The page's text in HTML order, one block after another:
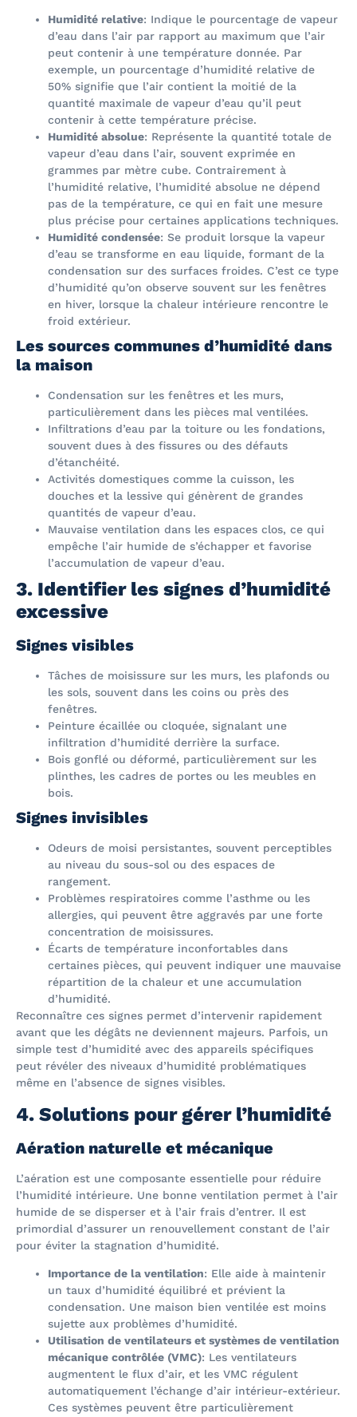
Humidité relative: Indique le pourcentage de vapeur
d’eau dans l’air par rapport au maximum que l’air
peut contenir à une température donnée. Par
exemple, un pourcentage d’humidité relative de
50% signifie que l’air contient la moitié de la
quantité maximale de vapeur d’eau qu’il peut
contenir à cette température précise.
Humidité absolue: Représente la quantité totale de
vapeur d’eau dans l’air, souvent exprimée en
grammes par mètre cube. Contrairement à
l’humidité relative, l’humidité absolue ne dépend
pas de la température, ce qui en fait une mesure
plus précise pour certaines applications techniques.
Humidité condensée: Se produit lorsque la vapeur
d’eau se transforme en eau liquide, formant de la
condensation sur des surfaces froides. C’est ce type
d’humidité qu’on observe souvent sur les fenêtres
en hiver, lorsque la chaleur intérieure rencontre le
froid extérieur.
Les sources communes d’humidité dans
la maison
Condensation sur les fenêtres et les murs,
particulièrement dans les pièces mal ventilées.
Infiltrations d’eau par la toiture ou les fondations,
souvent dues à des fissures ou des défauts
d’étanchéité.
Activités domestiques comme la cuisson, les
douches et la lessive qui génèrent de grandes
quantités de vapeur d’eau.
Mauvaise ventilation dans les espaces clos, ce qui
empêche l’air humide de s’échapper et favorise
l’accumulation de vapeur d’eau.
3. Identifier les signes d’humidité
excessive
Signes visibles
Tâches de moisissure sur les murs, les plafonds ou
les sols, souvent dans les coins ou près des
fenêtres.
Peinture écaillée ou cloquée, signalant une
infiltration d’humidité derrière la surface.
Bois gonflé ou déformé, particulièrement sur les
plinthes, les cadres de portes ou les meubles en
bois.
Signes invisibles
Odeurs de moisi persistantes, souvent perceptibles
au niveau du sous-sol ou des espaces de
rangement.
Problèmes respiratoires comme l’asthme ou les
allergies, qui peuvent être aggravés par une forte
concentration de moisissures.
Écarts de température inconfortables dans
certaines pièces, qui peuvent indiquer une mauvaise
répartition de la chaleur et une accumulation
d’humidité.
Reconnaître ces signes permet d’intervenir rapidement
avant que les dégâts ne deviennent majeurs. Parfois, un
simple test d’humidité avec des appareils spécifiques
peut révéler des niveaux d’humidité problématiques
même en l’absence de signes visibles.
4. Solutions pour gérer l’humidité
Aération naturelle et mécanique
L’aération est une composante essentielle pour réduire
l’humidité intérieure. Une bonne ventilation permet à l’air
humide de se disperser et à l’air frais d’entrer. Il est
primordial d’assurer un renouvellement constant de l’air
pour éviter la stagnation d’humidité.
Importance de la ventilation: Elle aide à maintenir
un taux d’humidité équilibré et prévient la
condensation. Une maison bien ventilée est moins
sujette aux problèmes d’humidité.
Utilisation de ventilateurs et systèmes de ventilation
mécanique contrôlée (VMC): Les ventilateurs
augmentent le flux d’air, et les VMC régulent
automatiquement l’échange d’air intérieur-extérieur.
Ces systèmes peuvent être particulièrement